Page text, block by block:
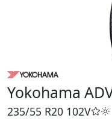
Yokohama
235/55 R20 102V